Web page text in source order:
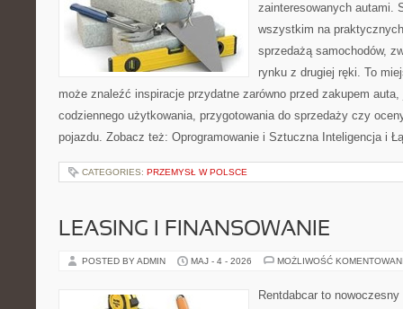
zainteresowanych autami.
wszystkim na
sprzedażą samochodów,
rynku z drugiej ręki. To
może znaleźć inspiracje przydatne zarówno przed zakupem
codziennego użytkowania, przygotowania do sprzedaży czy
pojazdu. Zobacz też: Oprogramowanie i Sztuczna Inteligencja i
CATEGORIES: PRZEMYSŁ W POLSCE
LEASING I FINANSOWANIE
POSTED BY ADMIN MAJ - 4 - 2026 MOŻLIWOŚĆ
Rentdabcar to